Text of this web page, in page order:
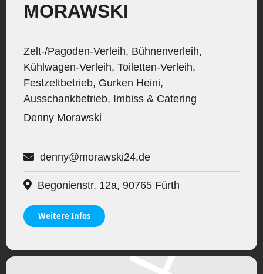
MORAWSKI
Zelt-/Pagoden-Verleih, Bühnenverleih,
Kühlwagen-Verleih, Toiletten-Verleih,
Festzeltbetrieb, Gurken Heini,
Ausschankbetrieb, Imbiss & Catering
Denny Morawski
denny@morawski24.de
Begonienstr. 12a, 90765 Fürth
Weitere Infos